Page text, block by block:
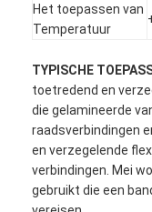
Huis
Producten
Ongeveer ons
Het toepassen van
Temperatuur
TYPISCHE
toetredend en
die gelamineerde
raadsverbindingen
en verzegelende
verbindingen. Mei
gebruikt die een